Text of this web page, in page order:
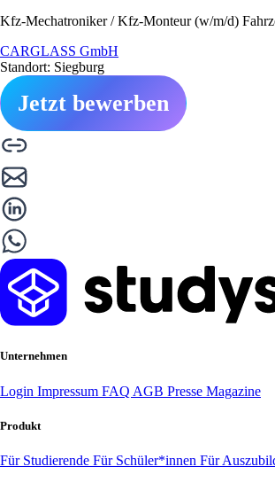
Kfz-Mechatroniker / Kfz-Monteur (w/m/d)
CARGLASS GmbH
Standort: Siegburg
Jetzt bewerben
Unternehmen
Login Impressum FAQ AGB Presse Magazine
Produkt
Für Studierende Für Schüler*innen Für